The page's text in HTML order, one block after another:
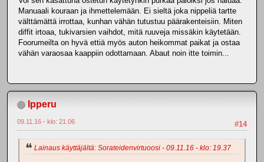
Manuaali kouraan ja ihmettelemään. Ei sieltä joka nippeliä tartte
välttämättä irrottaa, kunhan vähän tutustuu päärakenteisiin. Miten
diffit irtoaa, tukivarsien vaihdot, mitä ruuveja missäkin käytetään.
Foorumeilta on hyvä ettiä myös auton heikommat paikat ja ostaa
vähän varaosaa kaappiin odottamaan. Abaut noin itte toimin...
Ipperu
#14
09.11.16 - klo: 21.06
Lainaus käyttäjältä: Sorateidenvirtuoosi - 09.11.16 - klo: 19.37